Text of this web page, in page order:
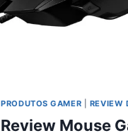
PRODUTOS GAMER REVIEW
Review Mouse